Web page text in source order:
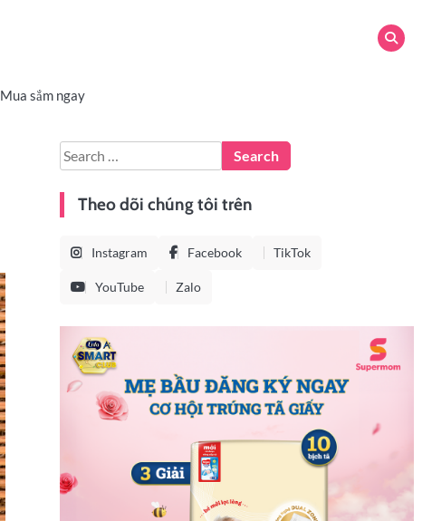
Mua sắm ngay
Theo dõi chúng tôi trên
Instagram Facebook TikTok
YouTube Zalo